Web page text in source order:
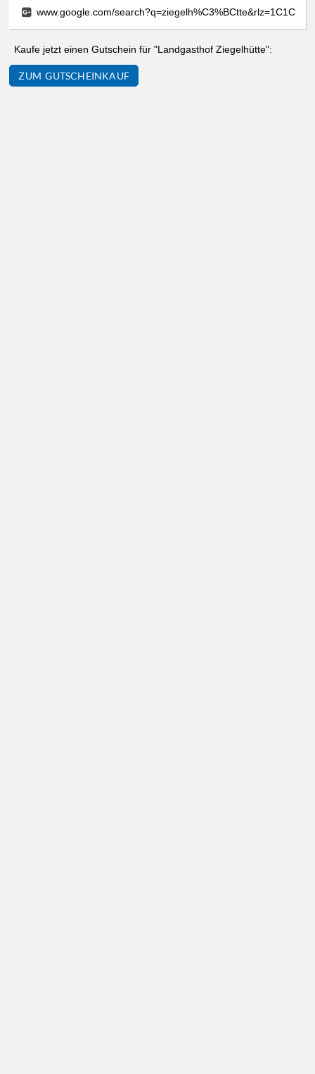
www.google.com/
Kaufe jetzt einen Gutschein für "Landgasthof Ziegelhütte":
ZUM GUTSCHEINKAUF